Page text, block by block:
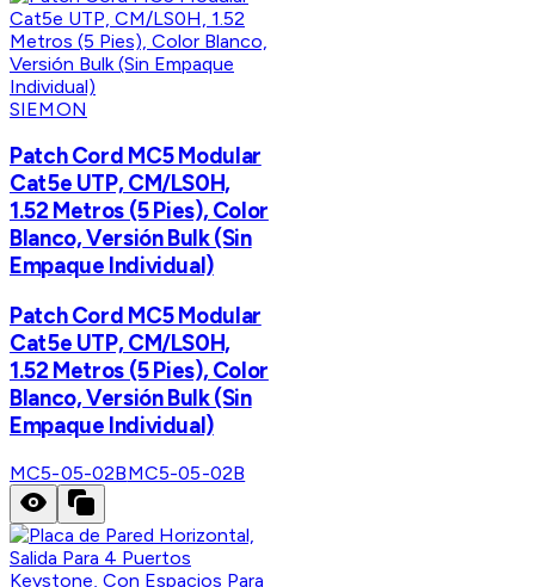
SIEMON
Patch Cord MC5 Modular
Cat5e UTP, CM/LS0H,
1.52 Metros (5 Pies), Color
Blanco, Versión Bulk (Sin
Empaque Individual)
Patch Cord MC5 Modular
Cat5e UTP, CM/LS0H,
1.52 Metros (5 Pies), Color
Blanco, Versión Bulk (Sin
Empaque Individual)
MC5-05-02BMC5-05-02B